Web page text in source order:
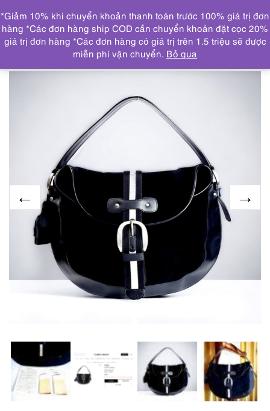
DANH MỤC
Trang chủ THƯƠNG HIỆU NỔI BẬT BALLY
4226-
BALLY large hobo/tote bag-Túi xách tay/đeo vai-Khá mới
*Giảm 10% khi chuyển khoản thanh toán trước 100% giá trị đơn
hàng *Các đơn hàng ship COD cần chuyển khoản đặt cọc 20%
giá trị đơn hàng *Các đơn hàng có giá trị trên 1.5 triệu sẽ được
miễn phí vận chuyển. Bỏ qua